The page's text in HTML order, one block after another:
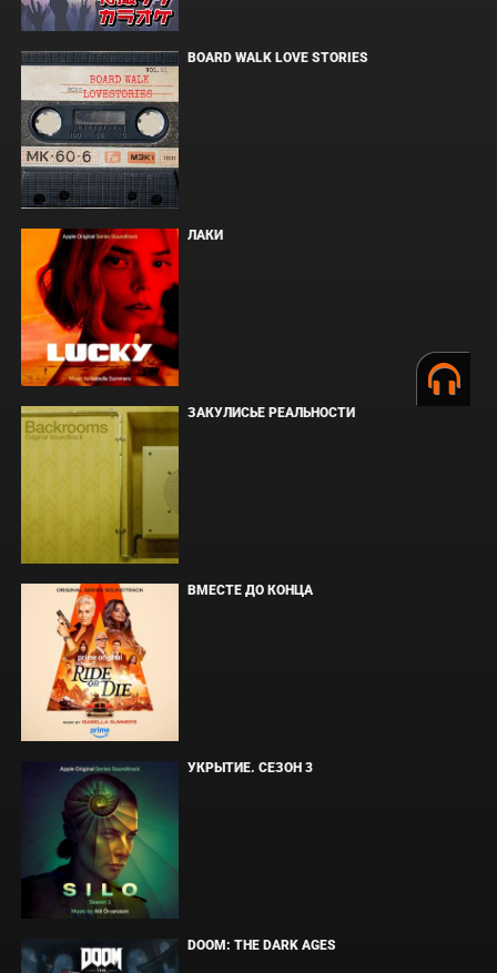
BOARD WALK LOVE STORIES
ЛАКИ
ЗАКУЛИСЬЕ РЕАЛЬНОСТИ
ВМЕСТЕ ДО КОНЦА
УКРЫТИЕ. СЕЗОН 3
DOOM: THE DARK AGES